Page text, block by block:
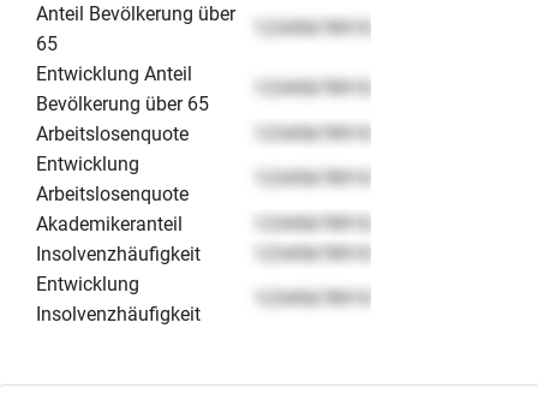
Anteil Bevölkerung über
65
12345678910
Entwicklung Anteil
Bevölkerung über 65
12345678910
Arbeitslosenquote
12345678910
Entwicklung
Arbeitslosenquote
12345678910
Akademikeranteil
12345678910
Insolvenzhäufigkeit
12345678910
Entwicklung
Insolvenzhäufigkeit
12345678910